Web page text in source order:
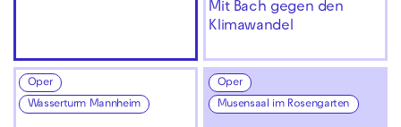
Mit Bach gegen den
Klimawandel
Oper
Wasserturm Mannheim
Oper
Musensaal im Rosengarten